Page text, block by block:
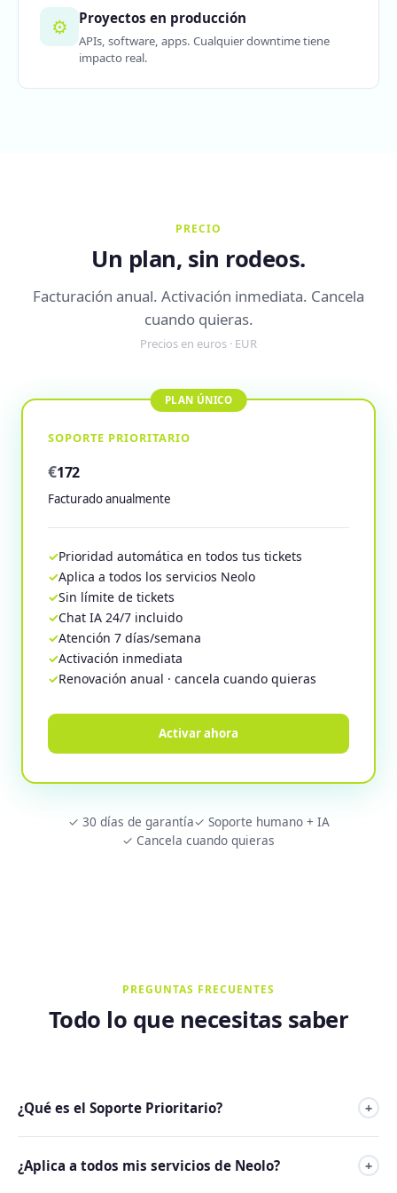
⚙️ Proyectos en producción
APIs, software, apps. Cualquier downtime tiene
impacto real.
PRECIO
Un plan, sin rodeos.
Facturación anual. Activación inmediata. Cancela
cuando quieras.
Precios en euros · EUR
SOPORTE PRIORITARIO
€172
Facturado anualmente
Prioridad automática en todos tus tickets
Aplica a todos los servicios Neolo
Sin límite de tickets
Chat IA 24/7 incluido
Atención 7 días/semana
Activación inmediata
Renovación anual · cancela cuando quieras
Activar ahora
✓ 30 días de garantía✓ Soporte humano + IA
✓ Cancela cuando quieras
PREGUNTAS FRECUENTES
Todo lo que necesitas saber
¿Qué es el Soporte Prioritario? +
de la cola de atención automáticamente. El mismo equipo
¿Aplica a todos mis servicios de Neolo? +